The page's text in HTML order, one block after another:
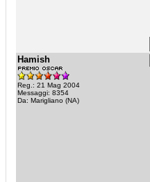
Hamish
Reg.: 21 Mag 2004
Messaggi: 8354
Da: Marigliano (NA)